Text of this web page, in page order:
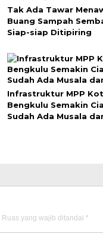
Tak Ada Tawar
Buang Sampah
Siap-siap Ditipiring
Infrastruktur MPP
Bengkulu Semakin
Sudah Ada Musala
Ruas yang wajib ditandai *